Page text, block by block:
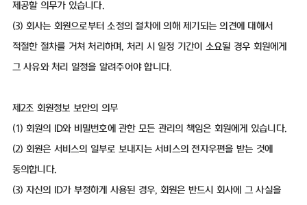
제공할 의무가 있습니다.
(3) 회사는 회원으로부터 소정의 절차에 의해 제기되는 의견에 대해서
적절한 절차를 거쳐 처리하며, 처리 시 일정 기간이 소요될 경우 회원에게
그 사유와 처리 일정을 알려주어야 합니다.
제2조 회원정보 보안의 의무
(1) 회원의 ID와 비밀번호에 관한 모든 관리의 책임은 회원에게 있습니다.
(2) 회원은 서비스의 일부로 보내지는 서비스의 전자우편을 받는 것에
동의합니다.
(3) 자신의 ID가 부정하게 사용된 경우, 회원은 반드시 회사에 그 사실을